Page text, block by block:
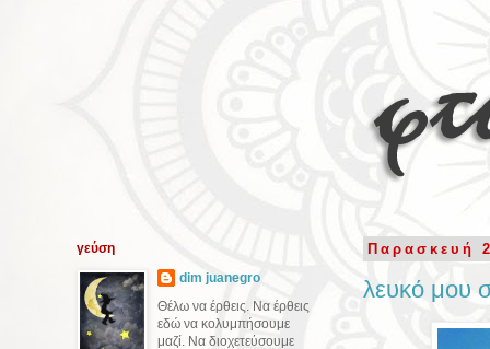
Παρασκευή
λευκό μου
γεύση
dim juanegro
Θέλω να έρθεις. Να έρθεις
εδώ να κολυμπήσουμε
μαζί. Να διοχετεύσουμε